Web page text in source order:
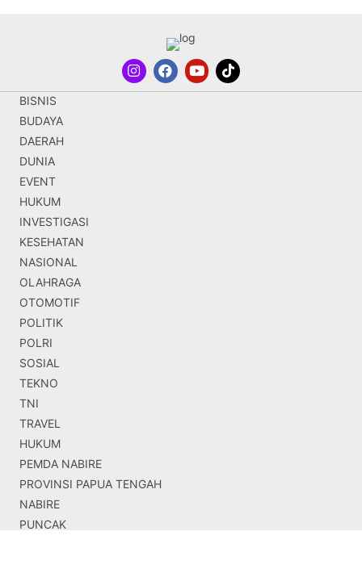
BISNIS
BUDAYA
DAERAH
DUNIA
EVENT
HUKUM
INVESTIGASI
KESEHATAN
NASIONAL
OLAHRAGA
OTOMOTIF
POLITIK
POLRI
SOSIAL
TEKNO
TNI
TRAVEL
HUKUM
PEMDA NABIRE
PROVINSI PAPUA TENGAH
NABIRE
PUNCAK